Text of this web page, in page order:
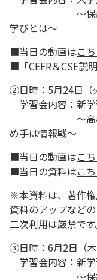
～保護者にわ
学びとは～
■当日の動画はこ
■「CEFR＆CSE説
②日時：5月24日（
学習会内容：新
～高校の英
め手は情報戦～
■当日の動画はこ
■当日の資料はこ
※本資料は、著作
資料のアップなどの
二次利用は厳禁です
③日時：6月2日（
学習会内容：新
～保護者に